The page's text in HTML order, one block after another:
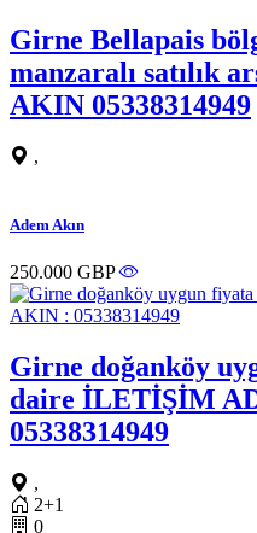
Girne Bellapais
manzaralı satılık
AKIN 05338314949
,
Adem Akın
250.000 GBP
Girne doğanköy
daire İLETİŞİM
05338314949
,
2+1
0